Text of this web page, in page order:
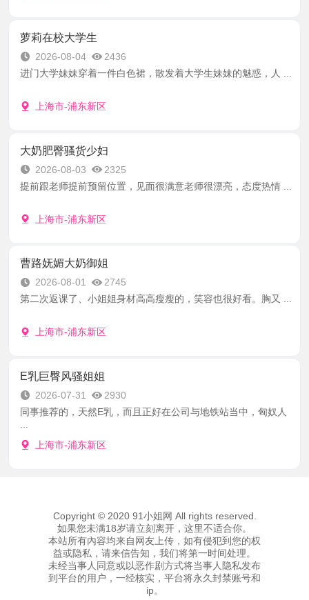
萝莉在校大学生
2026-08-04
2436
进门大学妹妹穿着一件白色裙，散发着大学生妹妹的魅惑，人 ...
上海市-浦东新区
大奶肥臀骚货少妇
2026-08-03
2325
提前跟老师提前预留位置，见面很满意老师很漂亮，态度热情 ...
上海市-浦东新区
曹路妩媚大奶御姐
2026-08-01
2745
第二次返课了、小姐姐身材高高瘦瘦的，笑容也很好看。胸又 ...
上海市-浦东新区
E乳巨臀风骚姐姐
2026-07-31
2930
同事推荐的，天然E乳，而且正好在公司与地铁站当中，匈奴人
上海市-浦东新区
Copyright © 2020 91小姐网 All rights reserved.
如果您未满18岁请立刻离开，这里不适合你。
本站所有內容均来自网友上传，如有侵犯到您的权
益或隐私，请来信告知，我们将第一时间处理。
未经当事人同意或以恶作剧方式将当事人隐私发布
到平台的用户，一经核实，平台将永久封禁账号和
ip。